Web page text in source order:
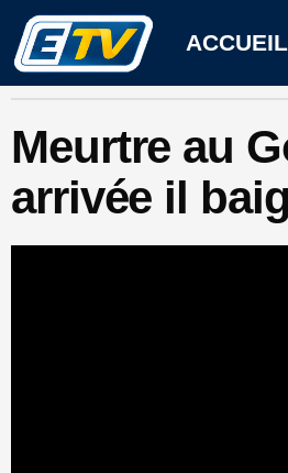
Aller
contenu
ACCUEIL
Meurtre au
arrivée il